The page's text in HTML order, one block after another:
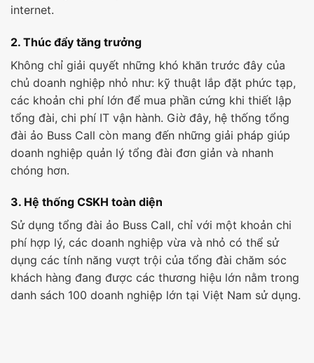
internet.
2. Thúc đẩy tăng trưởng
Không chỉ giải quyết những khó khăn trước đây của
chủ doanh nghiệp nhỏ như: kỹ thuật lắp đặt phức tạp,
các khoản chi phí lớn để mua phần cứng khi thiết lập
tổng đài, chi phí IT vận hành. Giờ đây, hệ thống tổng
đài ảo Buss Call còn mang đến những giải pháp giúp
doanh nghiệp quản lý tổng đài đơn giản và nhanh
chóng hơn.
3. Hệ thống CSKH toàn diện
Sử dụng tổng đài ảo Buss Call, chỉ với một khoản chi
phí hợp lý, các doanh nghiệp vừa và nhỏ có thể sử
dụng các tính năng vượt trội của tổng đài chăm sóc
khách hàng đang được các thương hiệu lớn nằm trong
danh sách 100 doanh nghiệp lớn tại Việt Nam sử dụng.